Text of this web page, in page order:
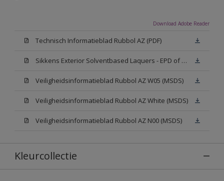
Download Adobe Reader
Technisch Informatieblad Rubbol AZ (PDF)
Sikkens Exterior Solventbased Laquers - EPD of Milieuproductverklaring
Veiligheidsinformatieblad Rubbol AZ W05 (MSDS)
Veiligheidsinformatieblad Rubbol AZ White (MSDS)
Veiligheidsinformatieblad Rubbol AZ N00 (MSDS)
Kleurcollectie